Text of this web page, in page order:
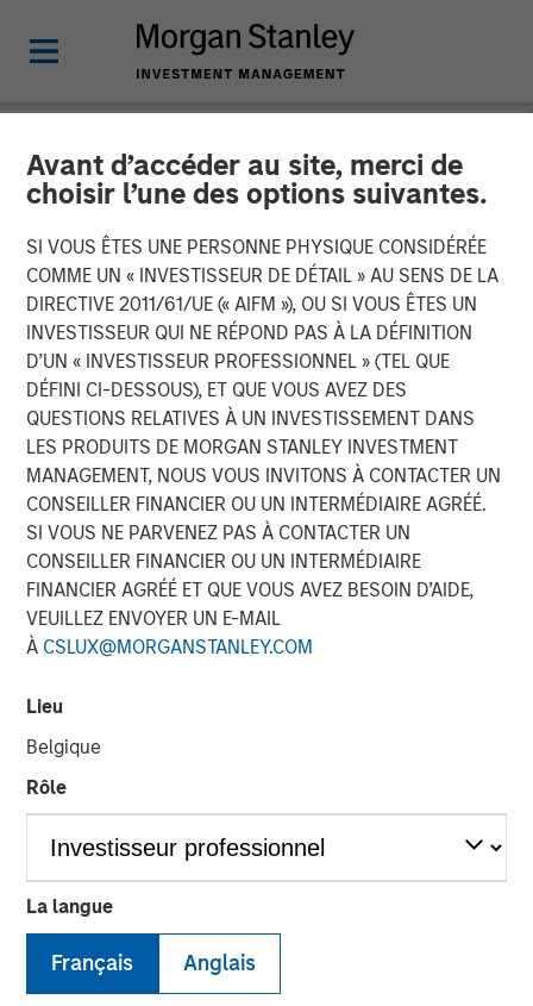
Avant d’accéder au site, merci de
choisir l’une des options suivantes.
SI VOUS ÊTES UNE PERSONNE PHYSIQUE CONSIDÉRÉE
COMME UN « INVESTISSEUR DE DÉTAIL » AU SENS DE LA
DIRECTIVE 2011/61/UE (« AIFM »), OU SI VOUS ÊTES UN
INVESTISSEUR QUI NE RÉPOND PAS À LA DÉFINITION
D’UN « INVESTISSEUR PROFESSIONNEL » (TEL QUE
DÉFINI CI-DESSOUS), ET QUE VOUS AVEZ DES
QUESTIONS RELATIVES À UN INVESTISSEMENT DANS
LES PRODUITS DE MORGAN STANLEY INVESTMENT
MANAGEMENT, NOUS VOUS INVITONS À CONTACTER UN
CONSEILLER FINANCIER OU UN INTERMÉDIAIRE AGRÉÉ.
SI VOUS NE PARVENEZ PAS À CONTACTER UN
CONSEILLER FINANCIER OU UN INTERMÉDIAIRE
FINANCIER AGRÉÉ ET QUE VOUS AVEZ BESOIN D’AIDE,
VEUILLEZ ENVOYER UN E-MAIL
À CSLUX@MORGANSTANLEY.COM
Lieu
Belgique
Rôle
La langue
Français Anglais
INSIGHTS
Introducing the Morgan
Stanley Private Markets
ELTIF
27 NOVEMBRE 2025
Steven Turner, CFA
Managing Director
Video
Portfolio Solutions Group
The Portfolio Solutions Group is a comprehensive multi-